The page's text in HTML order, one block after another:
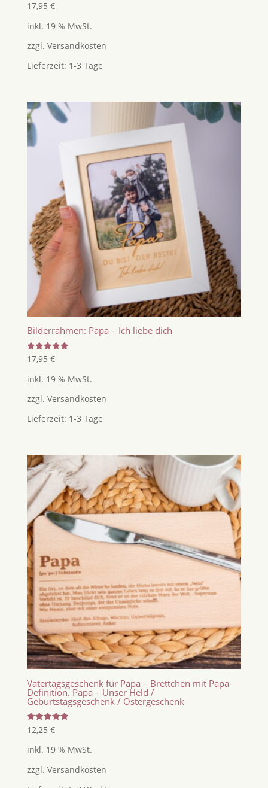
Bewertet
mit
von 5
17,95 €
inkl. 19 % MwSt.
zzgl. Versandkosten
Lieferzeit: 1-3 Tage
Bilderrahmen: Papa – Ich liebe dich
Bewertet
mit
von 5
17,95 €
inkl. 19 % MwSt.
zzgl. Versandkosten
Lieferzeit: 1-3 Tage
Vatertagsgeschenk für Papa – Brettchen mit Papa-
Definition. Papa – Unser Held /
Geburtstagsgeschenk / Ostergeschenk
Bewertet
mit
von 5
12,25 €
inkl. 19 % MwSt.
zzgl. Versandkosten